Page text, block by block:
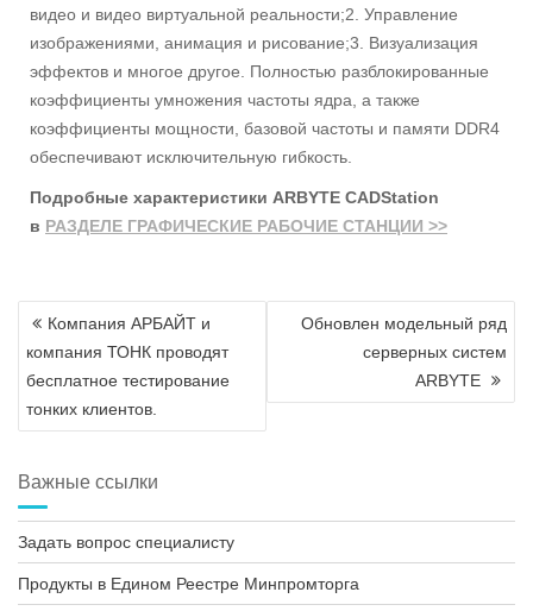
видео и видео виртуальной реальности;2. Управление
изображениями, анимация и рисование;3. Визуализация
эффектов и многое другое. Полностью разблокированные
коэффициенты умножения частоты ядра, а также
коэффициенты мощности, базовой частоты и памяти DDR4
обеспечивают исключительную гибкость.
Подробные характеристики ARBYTE CADStation
в РАЗДЕЛЕ ГРАФИЧЕСКИЕ РАБОЧИЕ СТАНЦИИ >>
Навигация
записям
Компания АРБАЙТ и
компания ТОНК проводят
бесплатное тестирование
тонких клиентов.
Обновлен модельный ряд
серверных систем
ARBYTE
Важные ссылки
Задать вопрос специалисту
Продукты в Едином Реестре Минпромторга